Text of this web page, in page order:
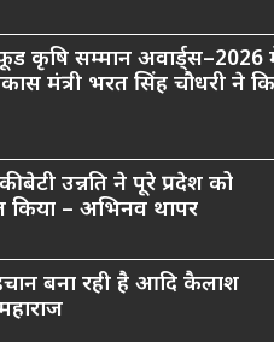
कृषि सम्मान अवार्ड्स–2026
मंत्री भरत सिंह चौधरी ने
बेटी उन्नति ने पूरे प्रदेश को
किया – अभिनव थापर
बना रही है आदि कैलाश